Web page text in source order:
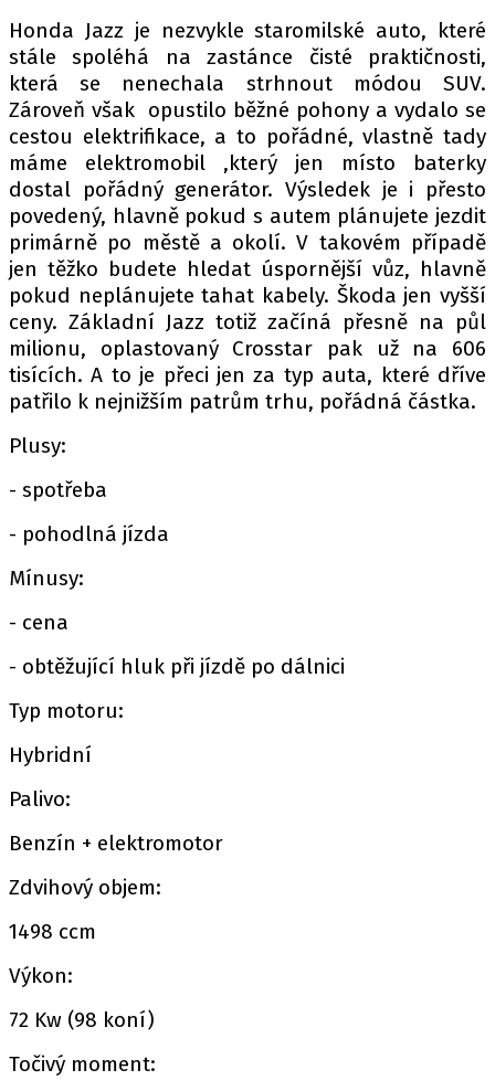
Honda Jazz je nezvykle staromilské auto, které
stále spoléhá na zastánce čisté praktičnosti,
která se nenechala strhnout módou SUV.
Zároveň však opustilo běžné pohony a vydalo se
cestou elektrifikace, a to pořádné, vlastně tady
máme elektromobil ,který jen místo baterky
dostal pořádný generátor. Výsledek je i přesto
povedený, hlavně pokud s autem plánujete jezdit
primárně po městě a okolí. V takovém případě
jen těžko budete hledat úspornější vůz, hlavně
pokud neplánujete tahat kabely. Škoda jen vyšší
ceny. Základní Jazz totiž začíná přesně na půl
milionu, oplastovaný Crosstar pak už na 606
tisících. A to je přeci jen za typ auta, které dříve
patřilo k nejnižším patrům trhu, pořádná částka.
Plusy:
- spotřeba
- pohodlná jízda
Mínusy:
- cena
- obtěžující hluk při jízdě po dálnici
Typ motoru:
Hybridní
Palivo:
Benzín + elektromotor
Zdvihový objem:
1498 ccm
Výkon:
72 Kw (98 koní)
Točivý moment: